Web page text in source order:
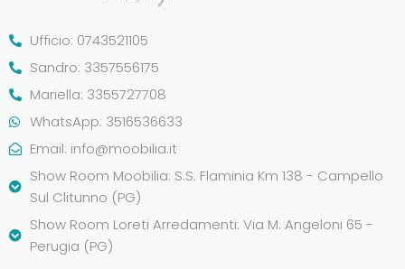
Ufficio: 0743521105
Sandro: 3357556175
Mariella: 3355727708
WhatsApp: 3516536633
Email: info@moobilia.it
Show Room Moobilia: S.S. Flaminia Km 138 - Campello
Sul Clitunno (PG)
Show Room Loreti Arredamenti: Via M. Angeloni 65 -
Perugia (PG)